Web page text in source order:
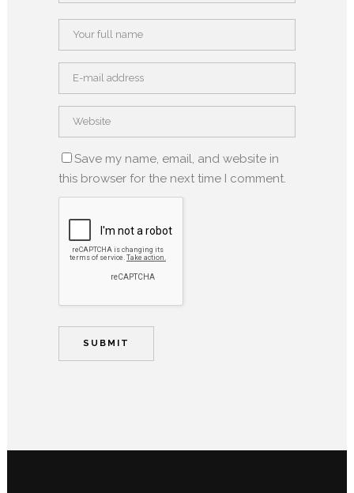
Save my name, email, and website in
this browser for the next time I comment.